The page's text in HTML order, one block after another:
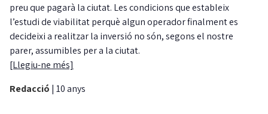
preu que pagarà la ciutat. Les condicions que estableix
l’estudi de viabilitat perquè algun operador finalment es
decideixi a realitzar la inversió no són, segons el nostre
parer, assumibles per a la ciutat.
[Llegiu-ne més]
Redacció | 10 anys